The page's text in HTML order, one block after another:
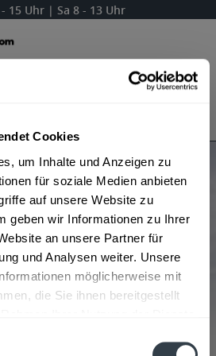
Cookies
um Inhalte und Anzeigen zu
für soziale Medien anbieten
auf unsere Website zu
geben wir Informationen zu Ihrer
an unsere Partner für
und Analysen weiter. Unsere
möglicherweise mit
die Sie ihnen bereitgestellt
15 Uhr | Sa 8 - 13 Uhr